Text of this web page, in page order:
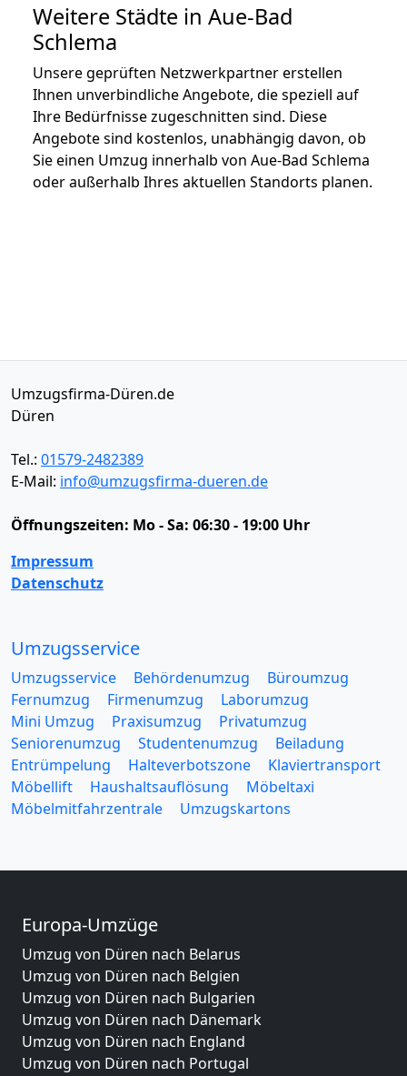
Weitere Städte in Aue-Bad
Schlema
Unsere geprüften Netzwerkpartner erstellen
Ihnen unverbindliche Angebote, die speziell auf
Ihre Bedürfnisse zugeschnitten sind. Diese
Angebote sind kostenlos, unabhängig davon, ob
Sie einen Umzug innerhalb von Aue-Bad Schlema
oder außerhalb Ihres aktuellen Standorts planen.
Umzugsfirma-Düren.de
Düren
Tel.: 01579-2482389
E-Mail: info@umzugsfirma-dueren.de
Öffnungszeiten: Mo - Sa: 06:30 - 19:00 Uhr
Impressum
Datenschutz
Umzugsservice
Umzugsservice Behördenumzug
Büroumzug
Fernumzug
Firmenumzug
Laborumzug
Mini Umzug
Praxisumzug
Privatumzug
Seniorenumzug
Studentenumzug
Beiladung
Entrümpelung
Halteverbotszone
Klaviertransport
Möbellift
Haushaltsauflösung
Möbeltaxi
Möbelmitfahrzentrale
Umzugskartons
Europa-Umzüge
Umzug von Düren nach Belarus
Umzug von Düren nach Belgien
Umzug von Düren nach Bulgarien
Umzug von Düren nach Dänemark
Umzug von Düren nach England
Umzug von Düren nach Portugal